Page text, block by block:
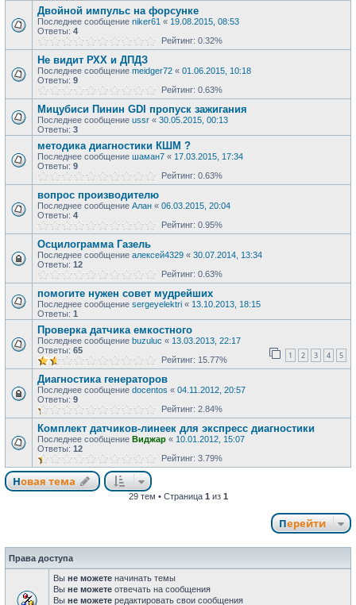
Двойной импульс на форсунке
Последнее сообщение niker61 « 19.08.2015, 08:53
Ответы: 4
Рейтинг: 0.32%
Не видит РХХ и ДПДЗ
Последнее сообщение meidger72 « 01.06.2015, 10:18
Ответы: 9
Рейтинг: 0.63%
Мицубиси Пинин GDI пропуск зажигания
Последнее сообщение ussr « 30.05.2015, 00:13
Ответы: 3
методика диагностики КШМ ?
Последнее сообщение шаман7 « 17.03.2015, 17:34
Ответы: 9
Рейтинг: 0.63%
вопрос производителю
Последнее сообщение Алан « 06.03.2015, 20:04
Ответы: 4
Рейтинг: 0.95%
Осцилограмма Газель
Последнее сообщение алексей4329 « 30.07.2014, 13:34
Ответы: 12
Рейтинг: 0.63%
помогите нужен совет мудрейших
Последнее сообщение sergeyelektri « 13.10.2013, 18:15
Ответы: 1
Проверка датчика емкостного
Последнее сообщение buzuluc « 13.03.2013, 22:17
Ответы: 65 1 2 3 4 5
Рейтинг: 15.77%
Диагностика генераторов
Последнее сообщение docentos « 04.11.2012, 20:57
Ответы: 9
Рейтинг: 2.84%
Комплект датчиков-линеек для экспресс диагностики
Последнее сообщение Виджар « 10.01.2012, 15:07
Ответы: 12
Рейтинг: 3.79%
Новая тема
29 тем • Страница 1 из 1
Перейти
Права доступа
Вы не можете начинать темы
Вы не можете отвечать на сообщения
Вы не можете редактировать свои сообщения